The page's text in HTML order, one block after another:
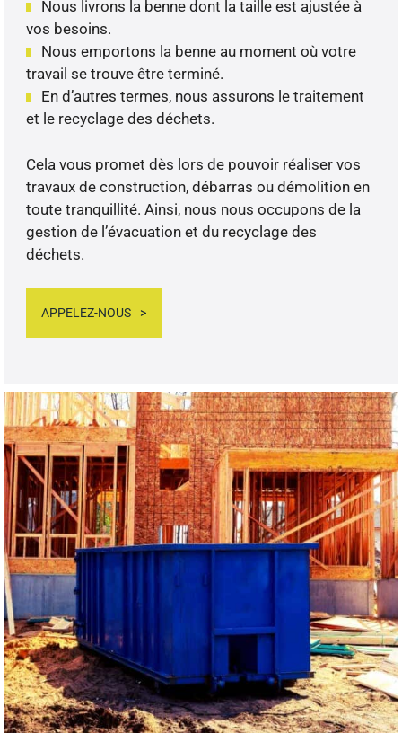
Nous livrons la benne dont la taille est ajustée à
vos besoins.
Nous emportons la benne au moment où votre
travail se trouve être terminé.
En d’autres termes, nous assurons le traitement
et le recyclage des déchets.
Cela vous promet dès lors de pouvoir réaliser vos
travaux de construction, débarras ou démolition en
toute tranquillité. Ainsi, nous nous occupons de la
gestion de l’évacuation et du recyclage des
déchets.
APPELEZ-NOUS